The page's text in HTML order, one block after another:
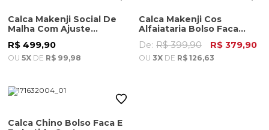
Calca Makenji Social De
Malha Com Ajuste
Masculina Caqui Claro
R$ 499,90
OU 5X DE R$ 99,98
Calca Makenji Cos
Alfaiataria Bolso Faca
Masculina Azul Marinho
De: R$ 399,90 R$ 379,90
OU 3X DE R$ 126,63
Calca Chino Bolso Faca E